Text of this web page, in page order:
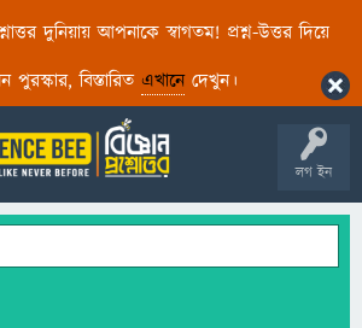
দুনিয়ায় আপনাকে স্বাগতম! প্রশ্ন-উত্তর দিয়ে
পুরস্কার, বিস্তারিত এখানেদেখুন।
লগ ইন